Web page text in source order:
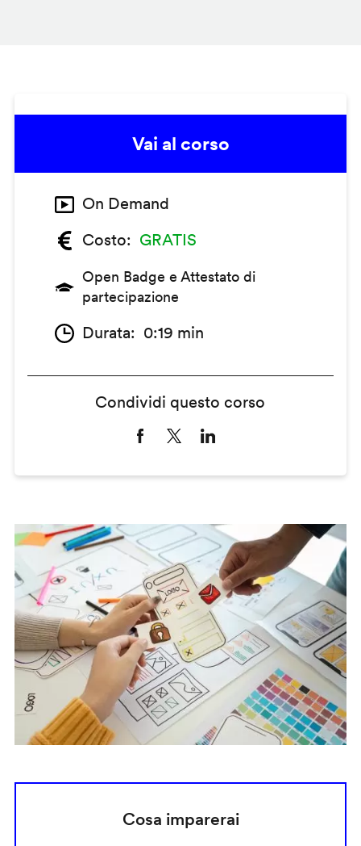
Vai al corso
On Demand
Costo
GRATIS
Open Badge e Attestato di
partecipazione
Durata 0:19 min
Condividi questo corso
Cosa imparerai